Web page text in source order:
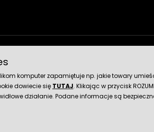
dostawy
komputer zapamiętuje np. jakie towary
dowiecie się TUTAJ. Klikając w przycisk
działanie. Podane informacje są